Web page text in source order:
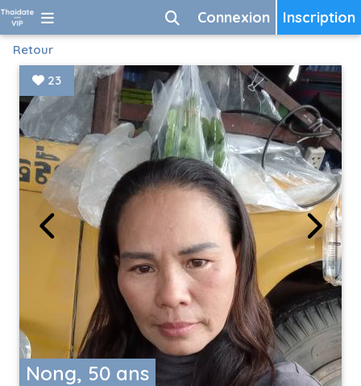
Inscription
Connexion
Retour
Nong, 50 ans
23